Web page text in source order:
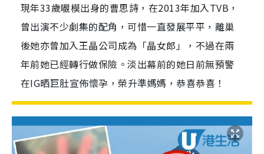
現年33歲𡃁模出身的曹思詩，在2013年加入TVB，
曾出演不少劇集的配角，可惜一直發展平平，離巢
後她亦曾加入王晶公司成為「晶女郎」，不過在兩
年前她已經轉行做保險。淡出幕前的她日前無預警
在IG晒巨肚宣佈懷孕，榮升準媽媽，恭喜恭喜！